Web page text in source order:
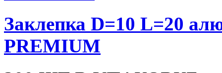
Заклепка D=10 L=20
PREMIUM